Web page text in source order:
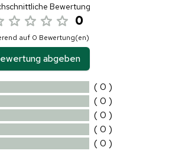
Bewertung
0
auf 0 Bewertung(en)
abgeben
( 0 )
( 0 )
( 0 )
( 0 )
( 0 )